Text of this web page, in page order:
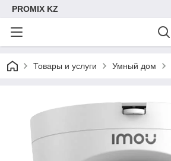
PROMIX KZ
Товары и услуги Умный дом